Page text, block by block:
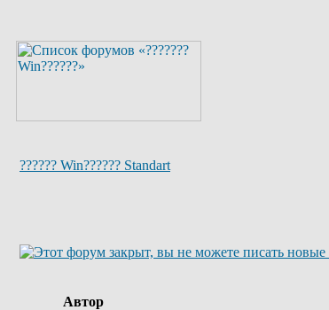
?????? Win?????? Standart
Автор